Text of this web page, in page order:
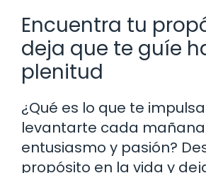
Encuentra tu
deja que te guíe
plenitud
¿Qué es lo que te
levantarte cada
entusiasmo y pasión?
propósito en la vida y